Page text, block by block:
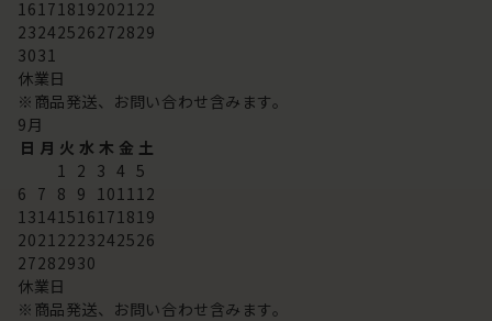
16171819202122
23242526272829
3031
休業日
※商品発送、お問い合わせ含みます。
9月
日 月 火 水 木 金 土
1 2 3 4 5
6 7 8 9 101112
13141516171819
20212223242526
27282930
休業日
※商品発送、お問い合わせ含みます。